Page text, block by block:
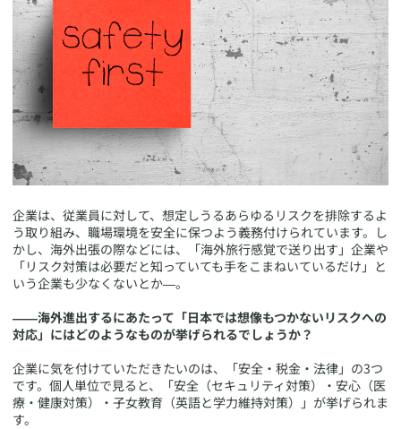
​企業は、従業員に対して、想定しうるあらゆるリスクを排除するよ
う取り組み、職場環境を安全に保つよう義務付けられています。し
かし、海外出張の際などには、「海外旅行感覚で送り出す」企業や
「リスク対策は必要だと知っていても手をこまねいているだけ」と
いう企業も少なくないとか―。
――海外進出するにあたって「日本では想像もつかないリスクへの
対応」にはどのようなものが挙げられるでしょうか？
企業に気を付けていただきたいのは、「安全・税金・法律」の3つ
です。個人単位で見ると、「安全（セキュリティ対策）・安心（医
療・健康対策）・子女教育（英語と学力維持対策）」が挙げられま
す。